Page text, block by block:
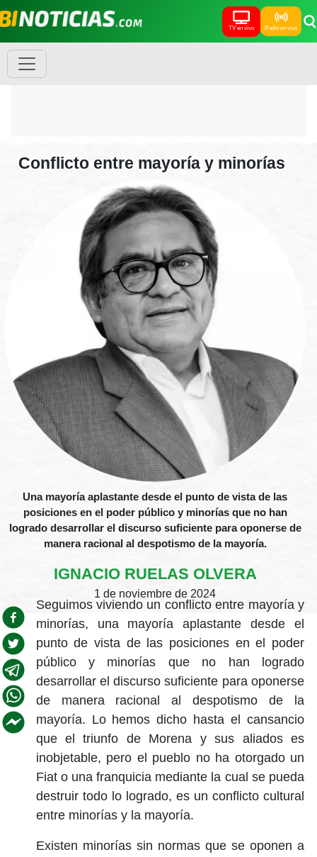
TV en vivo Radio en vivo
Conflicto entre mayoría y minorías
Una mayoría aplastante desde el punto de vista de las
posiciones en el poder público y minorías que no han
logrado desarrollar el discurso suficiente para oponerse de
manera racional al despotismo de la mayoría.
IGNACIO RUELAS OLVERA
1 de noviembre de 2024
Seguimos viviendo un conflicto entre mayoría y
minorías, una mayoría aplastante desde el
punto de vista de las posiciones en el poder
público y minorías que no han logrado
desarrollar el discurso suficiente para oponerse
de manera racional al despotismo de la
mayoría. Lo hemos dicho hasta el cansancio
que el triunfo de Morena y sus aliados es
inobjetable, pero el pueblo no ha otorgado un
Fiat o una franquicia mediante la cual se pueda
destruir todo lo logrado, es un conflicto cultural
entre minorías y la mayoría.
Existen minorías sin normas que se oponen a